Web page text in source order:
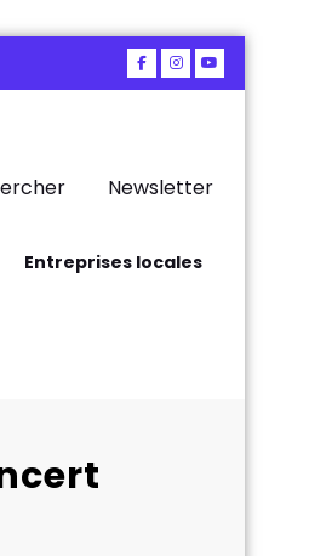
Newsletter
Entreprises locales